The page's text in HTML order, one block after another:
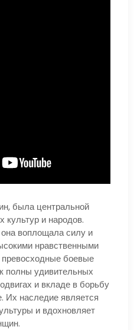
была центральной
культур и народов.
воплощала силу и
нравственными
боевые
полны удивительных
и вкладе в борьбу
Их наследие является
и вдохновляет